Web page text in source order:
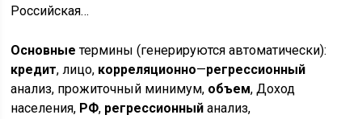
Российская…
Основные термины (генерируются автоматически):
кредит, лицо, корреляционно—регрессионный
анализ, прожиточный минимум, объем, Доход
населения, РФ, регрессионный анализ,